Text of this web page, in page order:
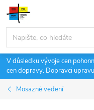
Přejít
obsah
V důsledku vývoje cen
cen dopravy. Dopravci
Mosazné vedení